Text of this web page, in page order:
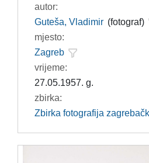
autor:
Guteša, Vladimir (fotograf)
mjesto:
Zagreb
vrijeme:
27.05.1957. g.
zbirka:
Zbirka fotografija